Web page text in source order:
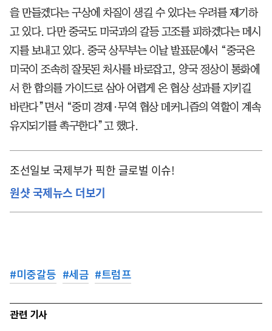
을 만들겠다는 구상에 차질이 생길 수 있다는 우려를 제기하
고 있다. 다만 중국도 미국과의 갈등 고조를 피하겠다는 메시
지를 보내고 있다. 중국 상무부는 이날 발표문에서 “중국은
미국이 조속히 잘못된 처사를 바로잡고, 양국 정상이 통화에
서 한 합의를 가이드로 삼아 어렵게 온 협상 성과를 지키길
바란다”면서 “중미 경제·무역 협상 메커니즘의 역할이 계속
유지되기를 촉구한다”고 했다.
조선일보 국제부가 픽한 글로벌 이슈!
원샷 국제뉴스 더보기
#미중갈등 #세금 #트럼프
관련 기사